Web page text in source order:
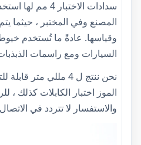
سدادات الاختبار
المصنع وفي المختبر ، حيثما
السيارات ومع راسمات
نحن ننتج ل
4 مللي متر قابلة
الموز اختبار الكابلات كذلك ،
والاستفسار لا تتردد في الاتصال